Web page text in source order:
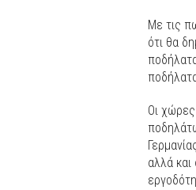
Με τις
ότι θα
Οι
αλλά και